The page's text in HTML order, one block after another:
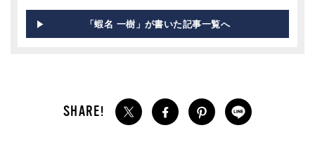
「蝦名 一樹」が書いた記事一覧へ